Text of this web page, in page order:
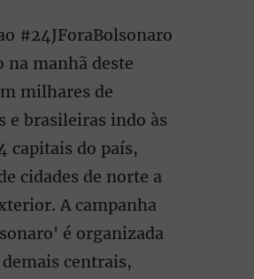
#24JForaBolsonaro
na manhã deste
milhares de
e brasileiras indo às
capitais do país,
cidades de norte a
A campanha
é organizada
demais centrais,